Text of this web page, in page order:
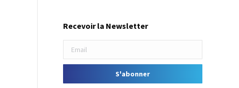
Recevoir la Newsletter